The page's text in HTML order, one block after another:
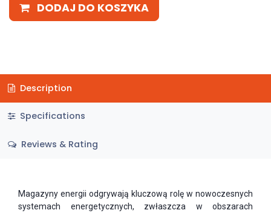
DODAJ DO KOSZYKA
Description
Specifications
Reviews & Rating
Magazyny energii odgrywają kluczową rolę w nowoczesnych
systemach energetycznych, zwłaszcza w obszarach